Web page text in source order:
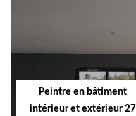
Peintre en bâtiment
intérieur et extérieur 27